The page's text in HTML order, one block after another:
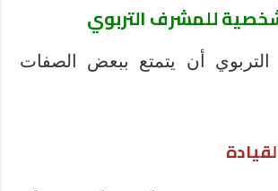
للمشرف التربوي
أن يتمتع ببعض الصفات